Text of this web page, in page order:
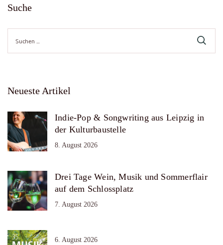
Suche
nach:
Neueste Artikel
Indie-Pop & Songwriting aus Leipzig in
der Kulturbaustelle
8. August 2026
Drei Tage Wein, Musik und Sommerflair
auf dem Schlossplatz
7. August 2026
6. August 2026